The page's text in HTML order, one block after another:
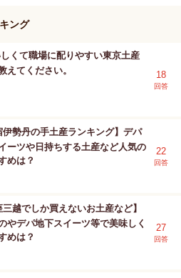
ング
くて職場に配りやすい東京土産
えてください。
18
回答
伊勢丹の手土産ランキング】デパ
ーツや日持ちする土産など人気の
めは？
22
回答
三越でしか買えないお土産など】
やデパ地下スイーツ等で美味しく
めは？
27
回答